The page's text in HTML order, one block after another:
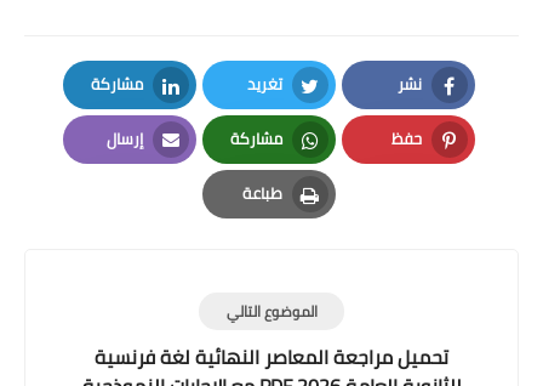
نشر
Facebook
تغريد
Twitter
مشاركة
LinkedIn
حفظ
Pinterest
مشاركة
Whatsapp
إرسال
Email
طباعة
Print
الموضوع التالي
تحميل مراجعة المعاصر النهائية لغة فرنسية